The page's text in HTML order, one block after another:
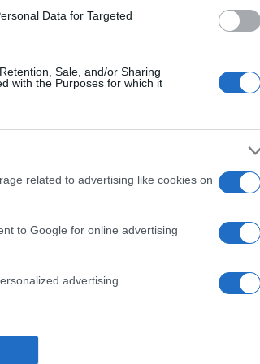
Data for Targeted
Sale, and/or Sharing
with the Purposes for which it
related to advertising like cookies on
to Google for online advertising
advertising.
και μην μας σπας τα αρχ@@@@, τι
του Γκατούζο, με τον Κουλιαρέλα να